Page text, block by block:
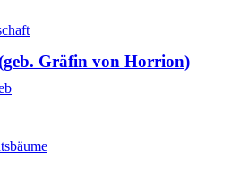
Gräfin von Horrion)